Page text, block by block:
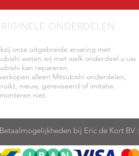
ONDERDELEN
onze uitgebreide ervaring met
weten wij met welk onderdeel u uw
kan repareren.
alleen Mitsubishi onderdelen,
nieuw, gereviseerd of imitatie.
niet.
Betaalmogelijkheden bij Eric de Kort BV :